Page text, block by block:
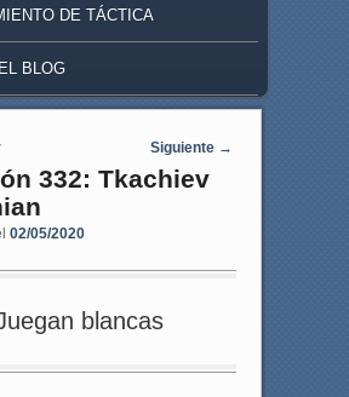
DE TÁCTICA
BLOG
de entradas Siguiente →
332: Tkachiev
02/05/2020
blancas